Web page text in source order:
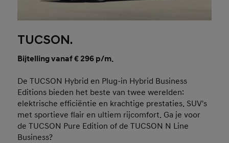
TUCSON.
Bijtelling vanaf € 296 p/m.
De TUCSON Hybrid en Plug-in Hybrid Business
Editions bieden het beste van twee werelden:
elektrische efficiëntie en krachtige prestaties. SUV's
met sportieve flair en ultiem rijcomfort. Ga je voor
de TUCSON Pure Edition of de TUCSON N Line
Business?